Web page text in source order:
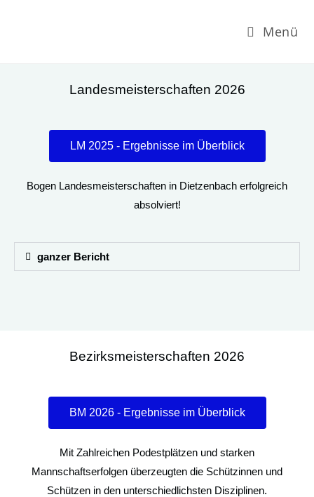
Menü
Landesmeisterschaften 2026
LM 2025 - Ergebnisse im Überblick
Bogen Landesmeisterschaften in Dietzenbach erfolgreich
absolviert!
ganzer Bericht
Bezirksmeisterschaften 2026
BM 2026 - Ergebnisse im Überblick
Mit Zahlreichen Podestplätzen und starken
Mannschaftserfolgen überzeugten die Schützinnen und
Schützen in den unterschiedlichsten Disziplinen.